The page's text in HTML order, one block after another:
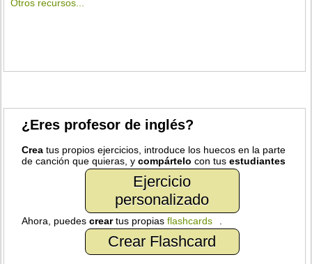
Otros recursos...
¿Eres profesor de inglés?
Crea tus propios ejercicios, introduce los huecos en la parte
de canción que quieras, ycompártelo con tusestudiantes
Ejercicio
personalizado
Ahora, puedescreartus propiasflashcards .
Crear Flashcard